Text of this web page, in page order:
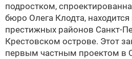
подростком,
бюро Олега Клодта,
престижных районов Санкт-
Крестовском острове. Этот
первым частным проектом в